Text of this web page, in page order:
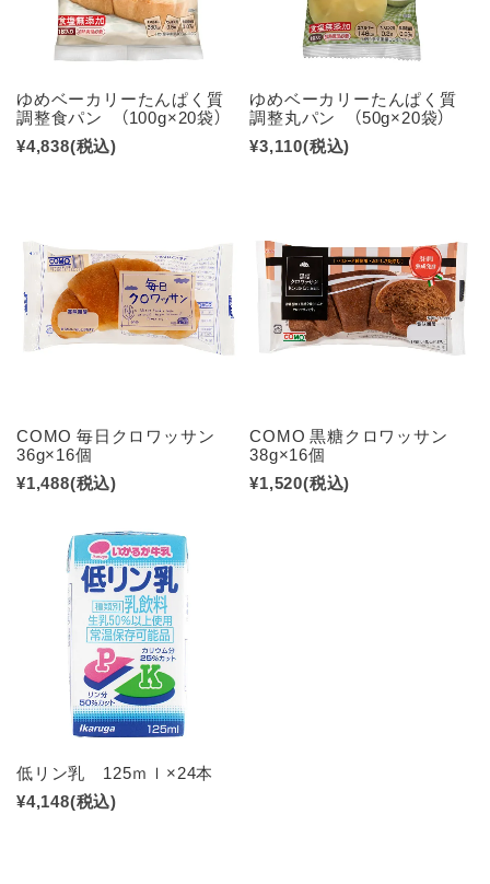
ゆめベーカリーたんぱく質
調整食パン （100g×20袋）
¥4,838(税込)
ゆめベーカリーたんぱく質
調整丸パン （50g×20袋）
¥3,110(税込)
COMO 毎日クロワッサン
36g×16個
¥1,488(税込)
COMO 黒糖クロワッサン
38g×16個
¥1,520(税込)
低リン乳 125ｍｌ×24本
¥4,148(税込)